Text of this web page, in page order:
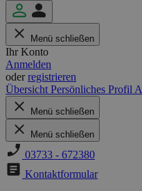
Menü schließen
Ihr Konto
Anmelden
oderregistrieren
Übersicht Persönliches Profil
Menü schließen
Menü schließen
03733 - 672380
Kontaktformular